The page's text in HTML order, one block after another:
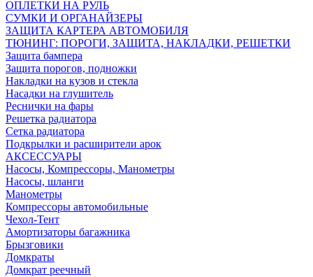
ОПЛЕТКИ НА РУЛЬ
СУМКИ И ОРГАНАЙЗЕРЫ
ЗАЩИТА КАРТЕРА АВТОМОБИЛЯ
ТЮНИНГ: ПОРОГИ, ЗАЩИТА, НАКЛАДКИ, РЕШЕТКИ
Защита бампера
Защита порогов, подножки
Накладки на кузов и стекла
Насадки на глушитель
Реснички на фары
Решетка радиатора
Сетка радиатора
Подкрылки и расширители арок
АКСЕССУАРЫ
Насосы, Компрессоры, Манометры
Насосы, шланги
Манометры
Компрессоры автомобильные
Чехол-Тент
Амортизаторы багажника
Брызговики
Домкраты
Домкрат реечный